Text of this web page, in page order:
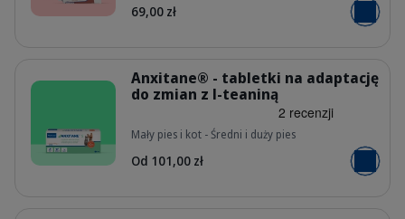
69,00 zł Dodaj
PL_Anxitane_Unity-
Anxitane® - tabletki na adaptację
do zmian z l-teaniną
Mały pies i kot - Średni i duży pies
Od 101,00 zł Dodaj